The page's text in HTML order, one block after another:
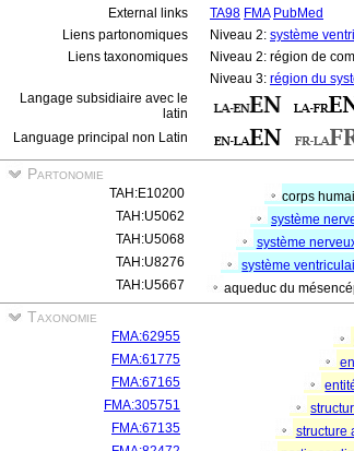
External links
TA98 FMA PubMed
Liens partonomiques
Niveau 2: système
Liens taxonomiques
Niveau 2: région de
Niveau 3: région du
Langage subsidiaire avec le
latin
Language principal non Latin
Partonomie
TAH:E10200
corps
TAH:U5062
système
TAH:U5068
système
TAH:U8276
système
TAH:U5667
aqueduc du
Taxonomie
FMA:62955
FMA:61775
FMA:67165
FMA:305751
FMA:67135
structure